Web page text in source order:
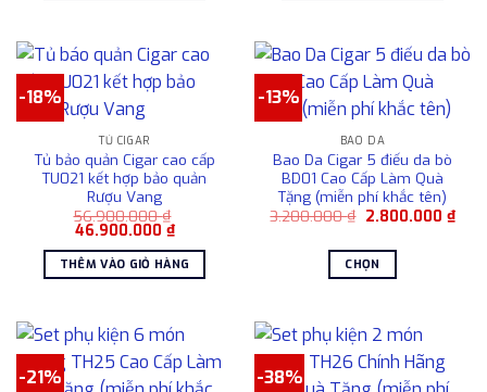
được
chọn
trên
trang
sản
phẩm
4.500.000 ₫.
-18%
TỦ CIGAR
Tủ bảo quản Cigar cao cấp
TU021 kết hợp bảo quản
Rượu Vang
56.900.000₫
Giá
là:
56.900.000 ₫.
46.900.000 ₫Giá
hiện
tại
là:
46.900.000 ₫.
THÊM VÀO GIỎ HÀNG
-13%
BAO DA
Bao Da Cigar 5 điếu da bò
BD01 Cao Cấp Làm Quà
Tặng (miễn phí khắc tên)
3.200.000₫ Giá
3.200.000 ₫.
2.800.000 ₫Giá
hiện
CHỌN
này
có
nhiều
-21% -38%